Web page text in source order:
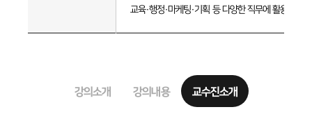
교육·행정·마케팅·기획 등 다양한 직무에 활용 가능
강의소개 강의내용 교수진소개